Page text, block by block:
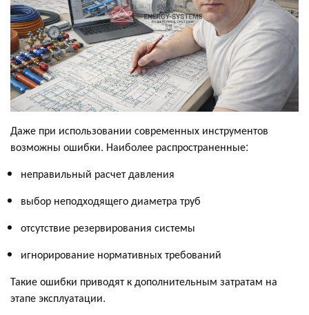
Даже при использовании современных инструментов
возможны ошибки. Наиболее распространенные:
неправильный расчет давления
выбор неподходящего диаметра труб
отсутствие резервирования системы
игнорирование нормативных требований
Такие ошибки приводят к дополнительным затратам на
этапе эксплуатации.